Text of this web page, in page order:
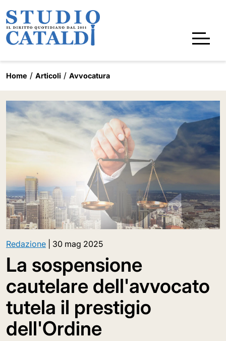
Home Articoli Avvocatura
Redazione 30 mag 2025
La sospensione
cautelare dell'avvocato
tutela il prestigio
dell'Ordine